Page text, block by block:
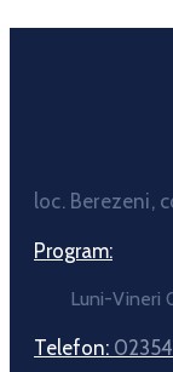
loc. Berezeni,
Program:
Luni-Vineri
Telefon: